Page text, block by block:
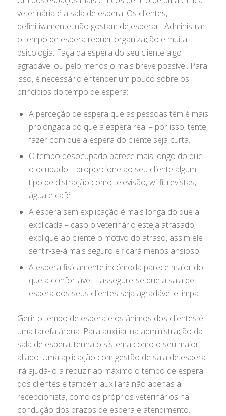
veterinária é a sala de espera. Os clientes,
definitivamente, não gostam de esperar. Administrar
o tempo de espera requer organização e muita
psicologia. Faça da espera do seu cliente algo
agradável ou pelo menos o mais breve possível. Para
isso, é necessário entender um pouco sobre os
princípios do tempo de espera:
A perceção de espera que as pessoas têm é mais
prolongada do que a espera real – por isso, tente,
fazer com que a espera do cliente seja curta.
O tempo desocupado parece mais longo do que
o ocupado – proporcione ao seu cliente algum
tipo de distração como televisão, wi-fi, revistas,
água e café.
A espera sem explicação é mais longa do que a
explicada – caso o veterinário esteja atrasado,
explique ao cliente o motivo do atraso, assim ele
sentir-se-á mais seguro e ficará menos ansioso.
A espera fisicamente incómoda parece maior do
que a confortável – assegure-se que a sala de
espera dos seus clientes seja agradável e limpa.
Gerir o tempo de espera e os ânimos dos clientes é
uma tarefa árdua. Para auxiliar na administração da
sala de espera, tenha o sistema como o seu maior
aliado. Uma aplicação com gestão de sala de espera
irá ajudá-lo a reduzir ao máximo o tempo de espera
dos clientes e também auxiliará não apenas a
recepcionista, como os próprios veterinários na
condução dos prazos de espera e atendimento.